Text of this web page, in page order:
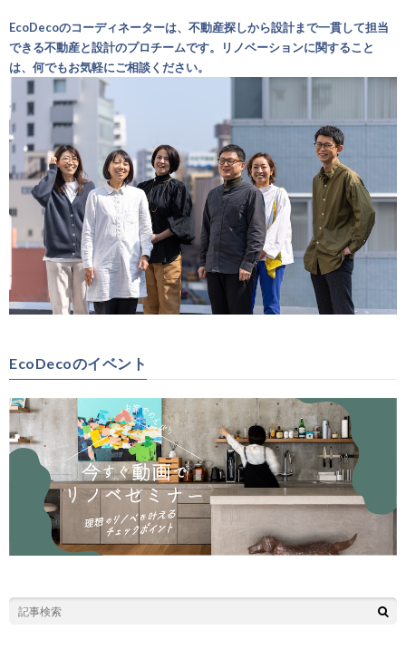
EcoDecoのコーディネーターは、不動産探しから設計まで一貫して担当
できる不動産と設計のプロチームです。リノベーションに関すること
は、何でもお気軽にご相談ください。
EcoDecoのイベント